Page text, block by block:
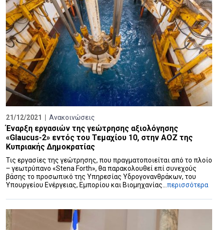
21/12/2021 | Ανακοινώσεις
Έναρξη εργασιών της γεώτρησης αξιολόγησης
«Glaucus-2» εντός του Τεμαχίου 10, στην AOZ της
Κυπριακής Δημοκρατίας
Τις εργασίες της γεώτρησης, που πραγματοποιείται από το πλοίο
– γεωτρύπανο «Stena Forth», θα παρακολουθεί επί συνεχούς
βάσης το προσωπικό της Υπηρεσίας Υδρογονανθράκων, του
Υπουργείου Ενέργειας, Εμπορίου και Βιομηχανίας... περισσότερα